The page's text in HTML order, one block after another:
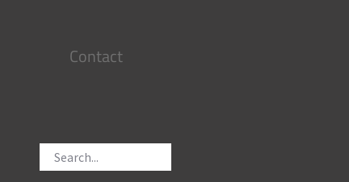
Contact